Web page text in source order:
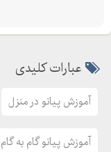
عبارات کلیدی
آموزش پیانو در منزل
آموزش پیانو گام به گام